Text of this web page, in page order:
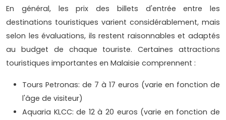
En général, les prix des billets d'entrée entre les
destinations touristiques varient considérablement, mais
selon les évaluations, ils restent raisonnables et adaptés
au budget de chaque touriste. Certaines attractions
touristiques importantes en Malaisie comprennent :
Tours Petronas: de 7 à 17 euros (varie en fonction de
l'âge de visiteur)
Aquaria KLCC: de 12 à 20 euros (varie en fonction de